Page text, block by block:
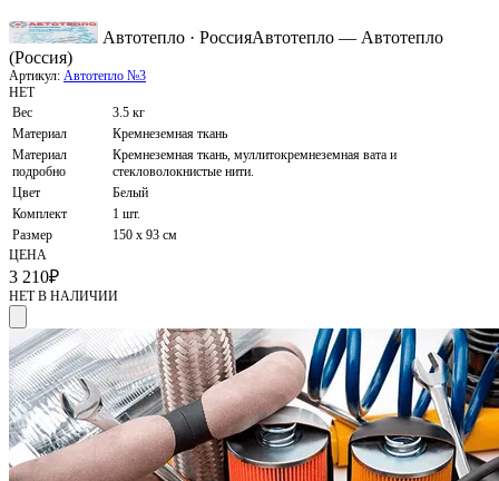
Автотепло · РоссияАвтотепло — Автотепло
(Россия)
Артикул: Автотепло №3
НЕТ
Вес
3.5 кг
Материал
Кремнеземная ткань
Материал
подробно
Кремнеземная ткань, муллитокремнеземная вата и
стекловолокнистые нити.
Цвет
Белый
Комплект
1 шт.
Размер
150 х 93 см
ЦЕНА
3 210₽
НЕТ В НАЛИЧИИ